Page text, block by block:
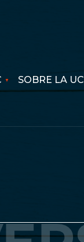
SOBRE LA UC